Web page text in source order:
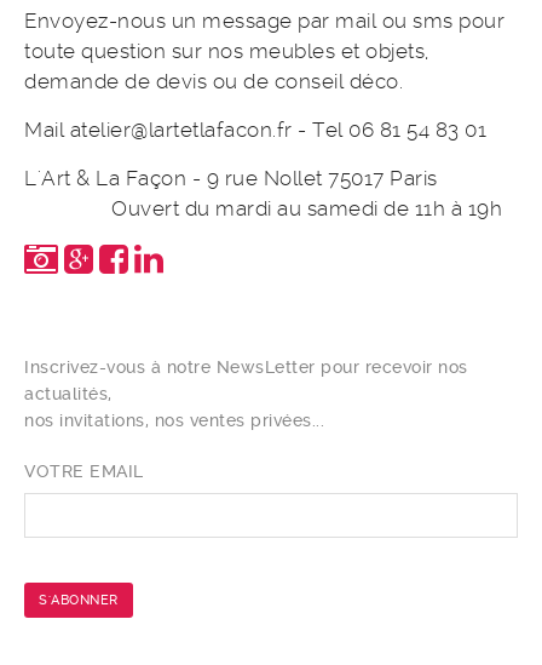
Envoyez-nous un message par mail ou sms pour
toute question sur nos meubles et objets,
demande de devis ou de conseil déco.
Mail atelier@lartetlafacon.fr - Tel 06 81 54 83 01
L'Art & La Façon - 9 rue Nollet 75017 Paris
Ouvert du mardi au samedi de 11h à 19h
Inscrivez-vous à notre NewsLetter pour recevoir nos
actualités,
nos invitations, nos ventes privées...
VOTRE EMAIL